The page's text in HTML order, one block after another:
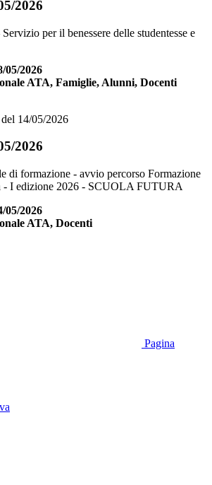
2026
per il benessere delle studentesse e
05/2026
ATA, Famiglie, Alunni, Docenti
14/05/2026
2026
di formazione - avvio percorso Formazione
- I edizione 2026 - SCUOLA FUTURA
05/2026
ATA, Docenti
Pagina